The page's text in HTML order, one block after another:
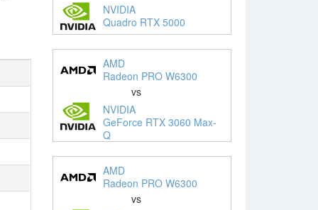
NVIDIA
Quadro RTX 5000
AMD
Radeon PRO W6300
vs
NVIDIA
GeForce RTX 3060 Max-
Q
AMD
Radeon PRO W6300
vs